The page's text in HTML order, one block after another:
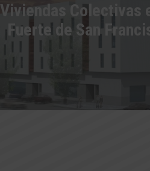
Viviendas Colectivas
Fuerte de San